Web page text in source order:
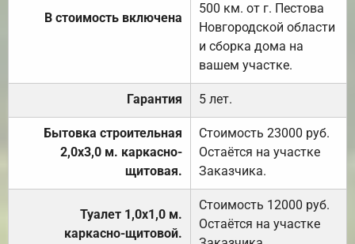
В стоимость включена
500 км. от г. Пестова
Новгородской области
и сборка дома на
вашем участке.
Гарантия 5 лет.
Бытовка строительная
2,0х3,0 м. каркасно-
щитовая.
Стоимость 23000 руб.
Остаётся на участке
Заказчика.
Туалет 1,0х1,0 м.
каркасно-щитовой.
Стоимость 12000 руб.
Остаётся на участке